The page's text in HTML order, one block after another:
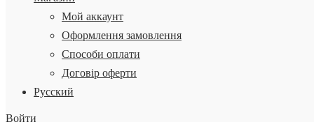
Мой аккаунт
Оформлення замовлення
Способи оплати
Договір оферти
Русский
Войти